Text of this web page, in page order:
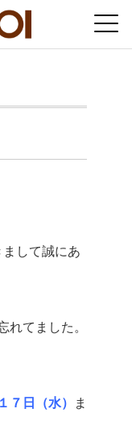
して誠にあ
てました。
７日（水） ま